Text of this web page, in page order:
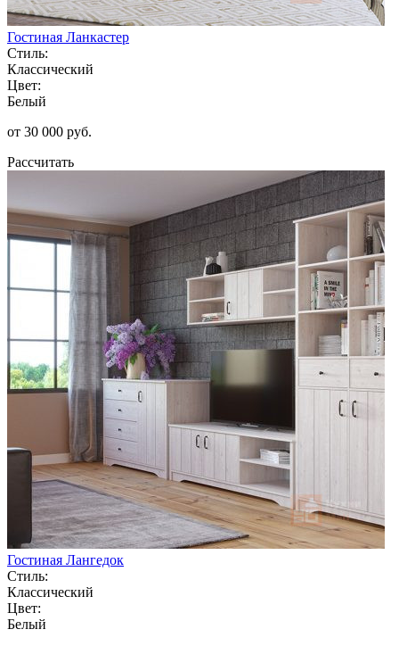
Гостиная Ланкастер
Стиль:
Классический
Цвет:
Белый
от 30 000 руб.
Рассчитать
Гостиная Лангедок
Стиль:
Классический
Цвет:
Белый